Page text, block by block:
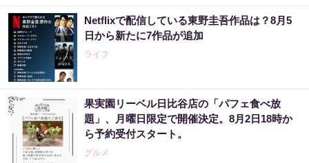
Netflixで配信している東野圭吾作品は？8月5
日から新たに7作品が追加
ライフ
果実園リーベル日比谷店の「パフェ食べ放
題」、月曜日限定で開催決定。8月2日18時か
ら予約受付スタート。
グルメ